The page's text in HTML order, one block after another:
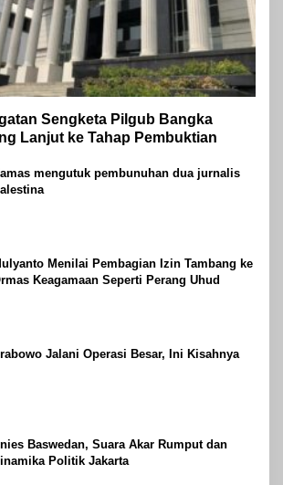
Sengketa Pilgub Bangka
Lanjut ke Tahap Pembuktian
mengutuk pembunuhan dua jurnalis
Menilai Pembagian Izin Tambang ke
Keagamaan Seperti Perang Uhud
Jalani Operasi Besar, Ini Kisahnya
Baswedan, Suara Akar Rumput dan
Politik Jakarta